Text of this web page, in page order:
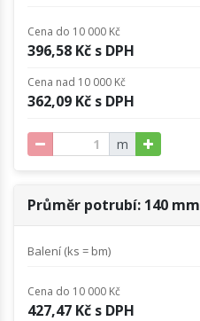
Cena do 10 000 Kč
396,58 Kč s DPH
Cena nad 10 000 Kč
362,09 Kč s DPH
m
Průměr potrubí: 140 mm
Balení (ks = bm)
Cena do 10 000 Kč
427,47 Kč s DPH